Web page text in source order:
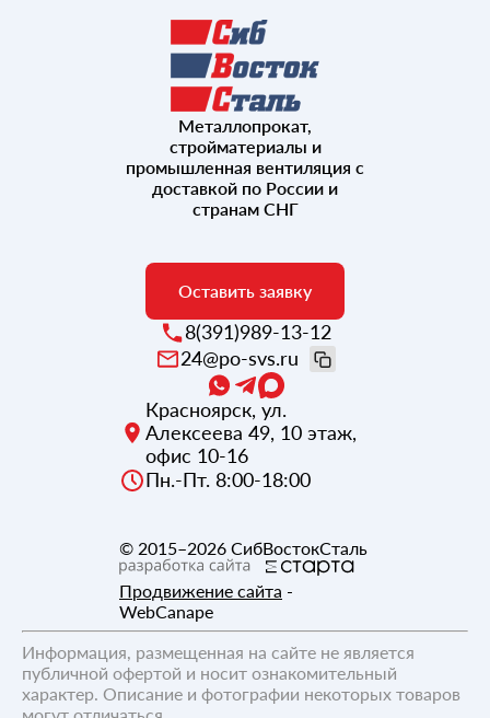
Металлопрокат,
стройматериалы и
промышленная вентиляция с
доставкой по России и
странам СНГ
Оставить заявку
8(391)989-13-12
24@po-svs.ru
Красноярск, ул.
Алексеева 49, 10 этаж,
офис 10-16
Пн.-Пт. 8:00-18:00
© 2015–2026 СибВостокСталь
Продвижение сайта -
WebCanape
Информация, размещенная на сайте не является
публичной офертой и носит ознакомительный
характер. Описание и фотографии некоторых товаров